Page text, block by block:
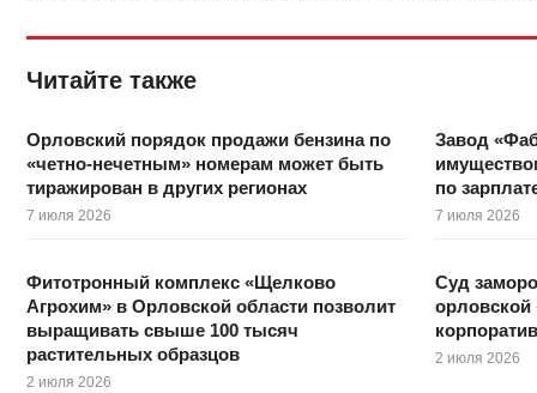
Читайте также
Орловский порядок продажи бензина по
«четно-нечетным» номерам может быть
тиражирован в других регионах
7 июля 2026
Завод
по
7 июля 2026
Фитотронный комплекс «Щелково
Агрохим» в Орловской области позволит
выращивать свыше 100 тысяч
растительных образцов
2 июля 2026
Суд
орловской
2 июля 2026